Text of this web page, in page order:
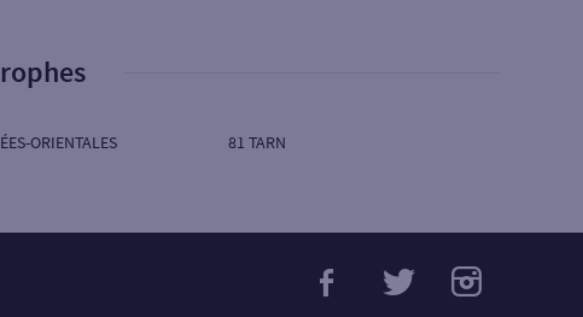
ORIENTALES 81 TARN